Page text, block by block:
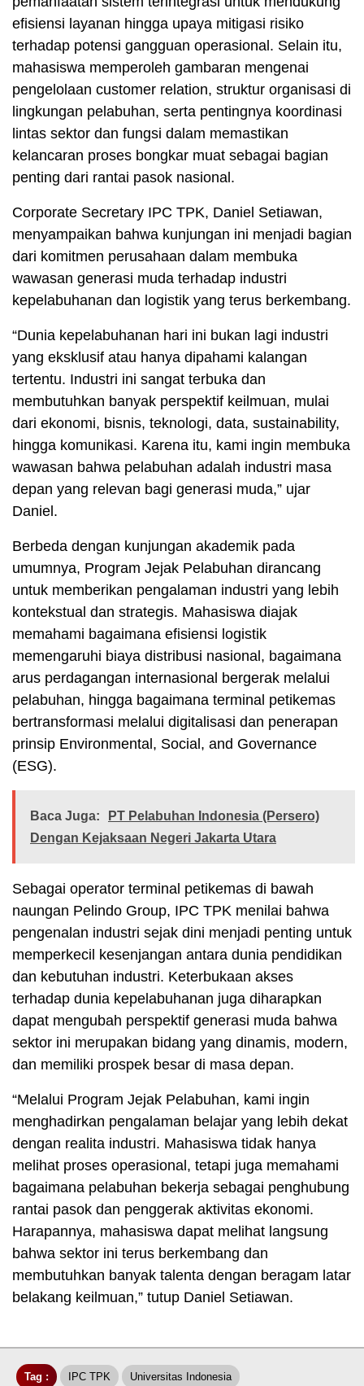
efisiensi layanan hingga upaya mitigasi risiko
terhadap potensi gangguan operasional. Selain itu,
mahasiswa memperoleh gambaran mengenai
pengelolaan customer relation, struktur organisasi di
lingkungan pelabuhan, serta pentingnya koordinasi
lintas sektor dan fungsi dalam memastikan
kelancaran proses bongkar muat sebagai bagian
penting dari rantai pasok nasional.
Corporate Secretary IPC TPK, Daniel Setiawan,
menyampaikan bahwa kunjungan ini menjadi bagian
dari komitmen perusahaan dalam membuka
wawasan generasi muda terhadap industri
kepelabuhanan dan logistik yang terus berkembang.
“Dunia kepelabuhanan hari ini bukan lagi industri
yang eksklusif atau hanya dipahami kalangan
tertentu. Industri ini sangat terbuka dan
membutuhkan banyak perspektif keilmuan, mulai
dari ekonomi, bisnis, teknologi, data, sustainability,
hingga komunikasi. Karena itu, kami ingin membuka
wawasan bahwa pelabuhan adalah industri masa
depan yang relevan bagi generasi muda,” ujar
Daniel.
Berbeda dengan kunjungan akademik pada
umumnya, Program Jejak Pelabuhan dirancang
untuk memberikan pengalaman industri yang lebih
kontekstual dan strategis. Mahasiswa diajak
memahami bagaimana efisiensi logistik
memengaruhi biaya distribusi nasional, bagaimana
arus perdagangan internasional bergerak melalui
pelabuhan, hingga bagaimana terminal petikemas
bertransformasi melalui digitalisasi dan penerapan
prinsip Environmental, Social, and Governance
(ESG).
Baca Juga:
PT Pelabuhan Indonesia (Persero)
Dengan Kejaksaan Negeri Jakarta Utara
Sebagai operator terminal petikemas di bawah
naungan Pelindo Group, IPC TPK menilai bahwa
pengenalan industri sejak dini menjadi penting untuk
memperkecil kesenjangan antara dunia pendidikan
dan kebutuhan industri. Keterbukaan akses
terhadap dunia kepelabuhanan juga diharapkan
dapat mengubah perspektif generasi muda bahwa
sektor ini merupakan bidang yang dinamis, modern,
dan memiliki prospek besar di masa depan.
“Melalui Program Jejak Pelabuhan, kami ingin
menghadirkan pengalaman belajar yang lebih dekat
dengan realita industri. Mahasiswa tidak hanya
melihat proses operasional, tetapi juga memahami
bagaimana pelabuhan bekerja sebagai penghubung
rantai pasok dan penggerak aktivitas ekonomi.
Harapannya, mahasiswa dapat melihat langsung
bahwa sektor ini terus berkembang dan
membutuhkan banyak talenta dengan beragam latar
belakang keilmuan,” tutup Daniel Setiawan.
Tag : IPC TPK Universitas Indonesia